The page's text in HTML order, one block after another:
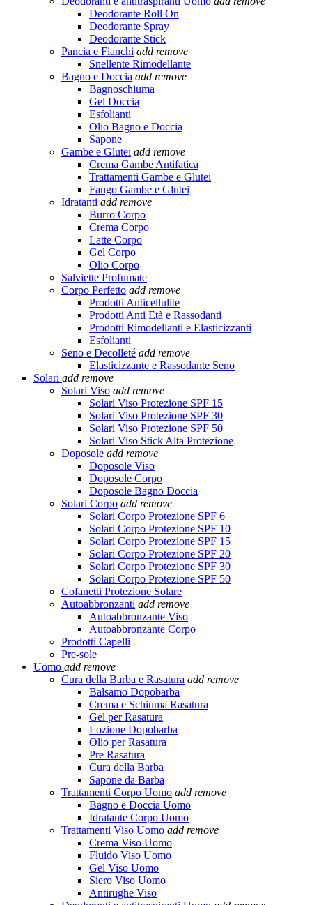
Deodorante Roll On
Deodorante Spray
Deodorante Stick
Pancia e Fianchi add remove
Snellente Rimodellante
Bagno e Doccia add remove
Bagnoschiuma
Gel Doccia
Esfolianti
Olio Bagno e Doccia
Sapone
Gambe e Glutei add remove
Crema Gambe Antifatica
Trattamenti Gambe e Glutei
Fango Gambe e Glutei
Idratanti add remove
Burro Corpo
Crema Corpo
Latte Corpo
Gel Corpo
Olio Corpo
Salviette Profumate
Corpo Perfetto add remove
Prodotti Anticellulite
Prodotti Anti Età e Rassodanti
Prodotti Rimodellanti e Elasticizzanti
Esfolianti
Seno e Decolleté add remove
Elasticizzante e Rassodante Seno
Solari add remove
Solari Viso add remove
Solari Viso Protezione SPF 15
Solari Viso Protezione SPF 30
Solari Viso Protezione SPF 50
Solari Viso Stick Alta Protezione
Doposole add remove
Doposole Viso
Doposole Corpo
Doposole Bagno Doccia
Solari Corpo add remove
Solari Corpo Protezione SPF 6
Solari Corpo Protezione SPF 10
Solari Corpo Protezione SPF 15
Solari Corpo Protezione SPF 20
Solari Corpo Protezione SPF 30
Solari Corpo Protezione SPF 50
Cofanetti Protezione Solare
Autoabbronzanti add remove
Autoabbronzante Viso
Autoabbronzante Corpo
Prodotti Capelli
Pre-sole
Uomo add remove
Cura della Barba e Rasatura add remove
Balsamo Dopobarba
Crema e Schiuma Rasatura
Gel per Rasatura
Lozione Dopobarba
Olio per Rasatura
Pre Rasatura
Cura della Barba
Sapone da Barba
Trattamenti Corpo Uomo add remove
Bagno e Doccia Uomo
Idratante Corpo Uomo
Trattamenti Viso Uomo add remove
Crema Viso Uomo
Fluido Viso Uomo
Gel Viso Uomo
Siero Viso Uomo
Antirughe Viso